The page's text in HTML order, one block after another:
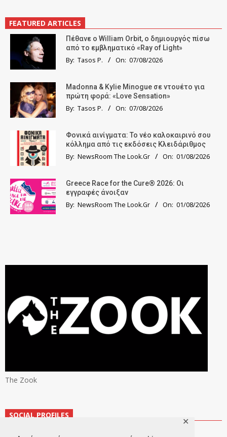
✕
FEATURED ARTICLES
Πέθανε ο William Orbit, ο δημιουργός πίσω
από το εμβληματικό «Ray of Light»
By: Tasos P. On: 07/08/2026
Madonna & Kylie Minogue σε ντουέτο για
πρώτη φορά: «Love Sensation»
By: Tasos P. On: 07/08/2026
Φονικά αινίγματα: Το νέο καλοκαιρινό σου
κόλλημα από τις εκδόσεις Κλειδάριθμος
By: NewsRoom The Look.Gr On: 01/08/2026
Greece Race for the Cure® 2026: Οι
εγγραφές άνοιξαν
By: NewsRoom The Look.Gr On: 01/08/2026
The Zook
SOCIAL PROFILES